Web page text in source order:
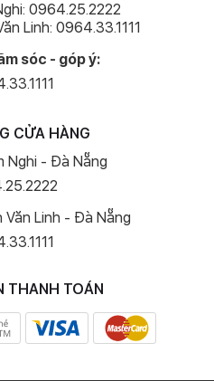
0964.25.2222
Linh: 0964.33.1111
sóc - góp ý:
CỬA HÀNG
Nghi - Đà Nẵng
Linh - Đà Nẵng
THANH TOÁN